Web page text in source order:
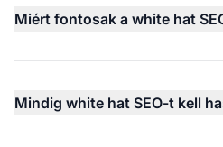
Miért fontosak a white hat
Mindig white hat SEO-t kell